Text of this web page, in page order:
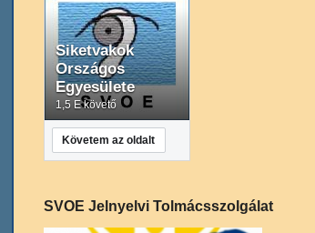
Siketvakok
Országos
Egyesülete
1,5 E követő
Követem az oldalt
SVOE Jelnyelvi Tolmácsszolgálat